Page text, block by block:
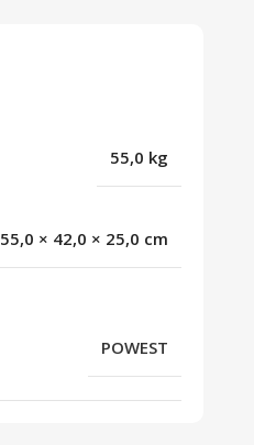
55,0 kg
55,0 × 42,0 × 25,0 cm
POWEST